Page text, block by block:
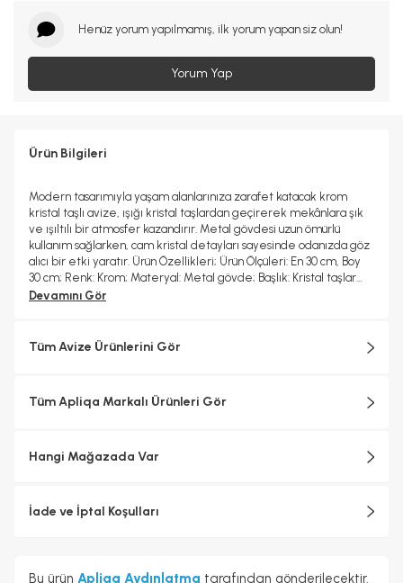
Henüz yorum yapılmamış, ilk yorum yapan siz olun!
Yorum Yap
Ürün Bilgileri
Modern tasarımıyla yaşam alanlarınıza zarafet katacak krom
kristal taşlı avize, ışığı kristal taşlardan geçirerek mekânlara şık
ve ışıltılı bir atmosfer kazandırır. Metal gövdesi uzun ömürlü
kullanım sağlarken, cam kristal detayları sayesinde odanızda göz
alıcı bir etki yaratır. Ürün Özellikleri; Ürün Ölçüleri: En 30 cm, Boy
30 cm; Renk: Krom; Materyal: Metal gövde; Başlık: Kristal taşlar
(cam); Duy Tipi: E-14; Ampuller: Dahil değildir; Boy Ölçüsü: Sabit;
Devamını Gör
Tüm Avize Ürünlerini Gör
Tüm Apliqa Markalı Ürünleri Gör
Hangi Mağazada Var
İade ve İptal Koşulları
Bu ürün Apliqa Aydınlatma tarafından gönderilecektir.